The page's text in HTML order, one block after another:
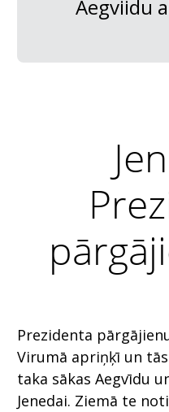
Aegviidu
Prezidenta
Virumā apriņķī un
taka sākas Aegvīdu
Jenedai. Ziemā te